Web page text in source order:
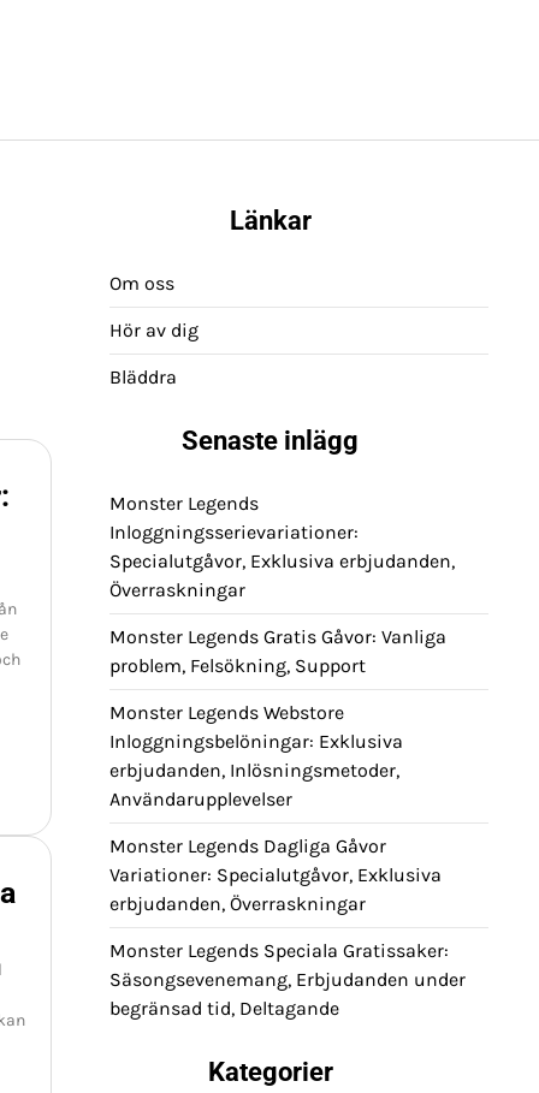
Länkar
Om oss
Hör av dig
Bläddra
Senaste inlägg
Monster Legends
Inloggningsserievariationer:
Specialutgåvor, Exklusiva erbjudanden,
Överraskningar
Monster Legends Gratis Gåvor: Vanliga
problem, Felsökning, Support
Monster Legends Webstore
Inloggningsbelöningar: Exklusiva
erbjudanden, Inlösningsmetoder,
Användarupplevelser
Monster Legends Dagliga Gåvor
Variationer: Specialutgåvor, Exklusiva
erbjudanden, Överraskningar
Monster Legends Speciala Gratissaker:
Säsongsevenemang, Erbjudanden under
begränsad tid, Deltagande
Kategorier